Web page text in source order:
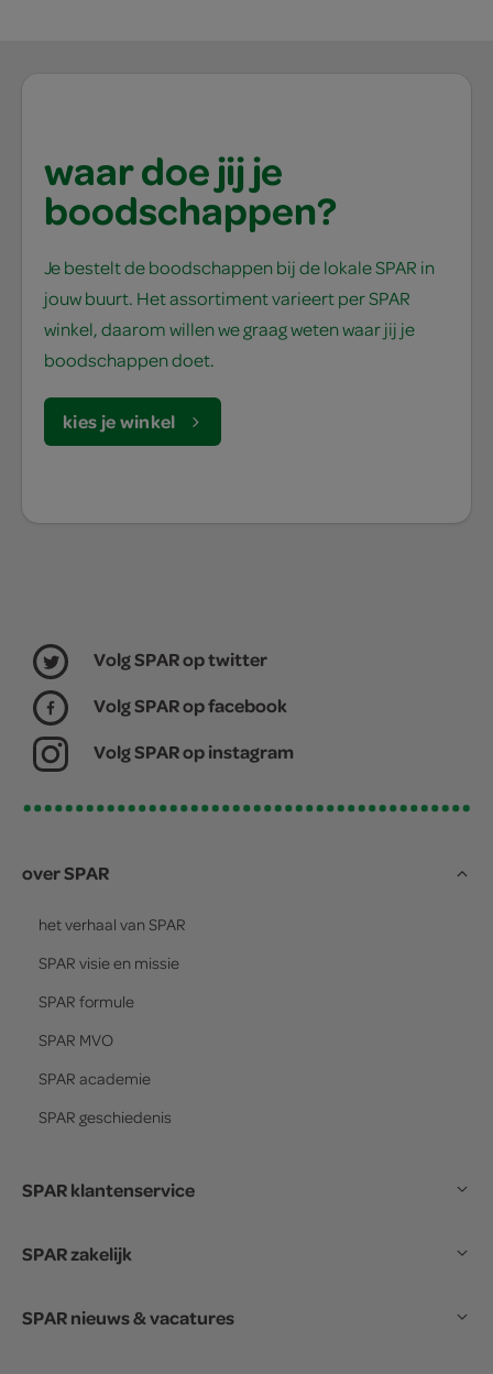
waar doe jij je
boodschappen?
Je bestelt de boodschappen bij de lokale SPAR in
jouw buurt. Het assortiment varieert per SPAR
winkel, daarom willen we graag weten waar jij je
boodschappen doet.
kies je winkel
Volg SPAR op twitter
Volg SPAR op facebook
Volg SPAR op instagram
over SPAR
het verhaal van SPAR
SPAR visie en missie
SPAR formule
SPAR MVO
SPAR academie
SPAR geschiedenis
SPAR klantenservice
SPAR zakelijk
SPAR nieuws & vacatures